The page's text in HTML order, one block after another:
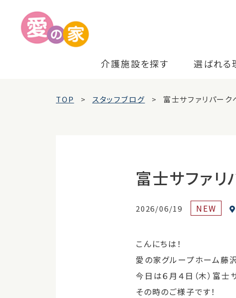
介護施設を探す 選ばれる
TOP スタッフブログ 富士サファリパーク
富士サファリ
2026/06/19 NEW
こんにちは！
愛の家グループホーム藤
今日は６月４日（木）富士
その時のご様子です！